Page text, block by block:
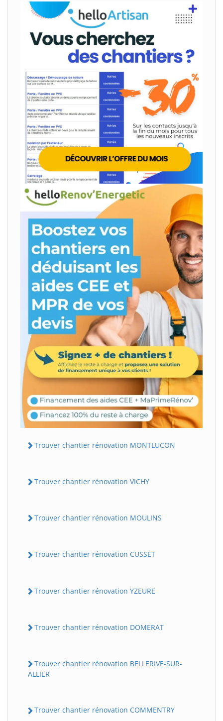
Trouver chantier rénovation MONTLUCON
Trouver chantier rénovation VICHY
Trouver chantier rénovation MOULINS
Trouver chantier rénovation CUSSET
Trouver chantier rénovation YZEURE
Trouver chantier rénovation DOMERAT
Trouver chantier rénovation BELLERIVE-SUR-
ALLIER
Trouver chantier rénovation COMMENTRY